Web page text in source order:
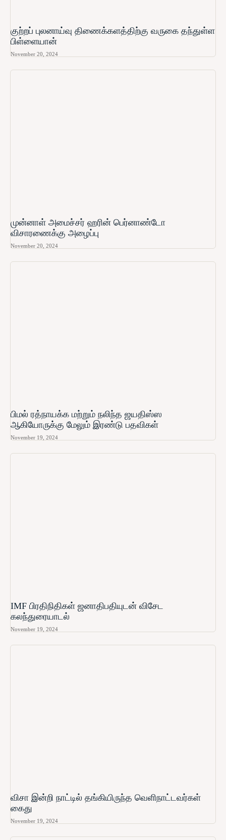
குற்றப் புலனாய்வு திணைக்களத்திற்கு வருகை தந்துள்ள
பிள்ளையான்
November 20, 2024
முன்னாள் அமைச்சர் ஹரின் பெர்னாண்டோ​
விசாரணைக்கு அழைப்பு
November 20, 2024
பிமல் ரத்நாயக்க மற்றும் நலிந்த ஜயதிஸ்ஸ
ஆகியோருக்கு மேலும் இரண்டு பதவிகள்
November 19, 2024
IMF பிரதிநிதிகள் ஜனாதிபதியுடன் விசேட
கலந்துரையாடல்
November 19, 2024
விசா இன்றி நாட்டில் தங்கியிருந்த வெளிநாட்டவர்கள்
கைது
November 19, 2024